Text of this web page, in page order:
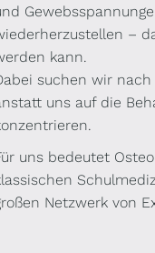
–
kann.
suchen wir
uns auf die
uns bedeutet
Netzwerk von